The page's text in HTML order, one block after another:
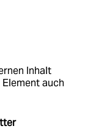
Inhalt
auch